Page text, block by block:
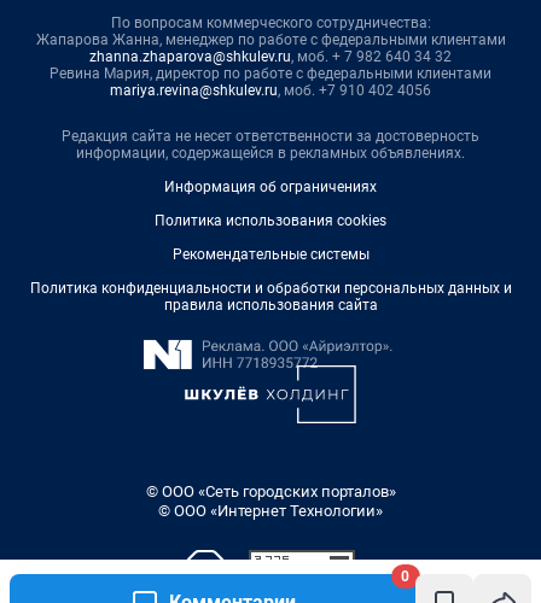
0
По вопросам коммерческого сотрудничества:
Жапарова Жанна, менеджер по работе с федеральными клиентами
zhanna.zhaparova@shkulev.ru, моб. + 7 982 640 34 32
Ревина Мария, директор по работе с федеральными клиентами
mariya.revina@shkulev.ru, моб. +7 910 402 4056
Редакция сайта не несет ответственности за достоверность
информации, содержащейся в рекламных объявлениях.
Информация об ограничениях
Политика использования cookies
Рекомендательные системы
Политика конфиденциальности и обработки персональных данных и
правила использования сайта
© ООО «Сеть городских порталов»
© ООО «Интернет Технологии»